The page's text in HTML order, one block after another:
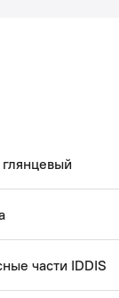
части IDDIS